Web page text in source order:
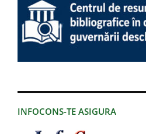
INFOCONS-TE ASIGURA